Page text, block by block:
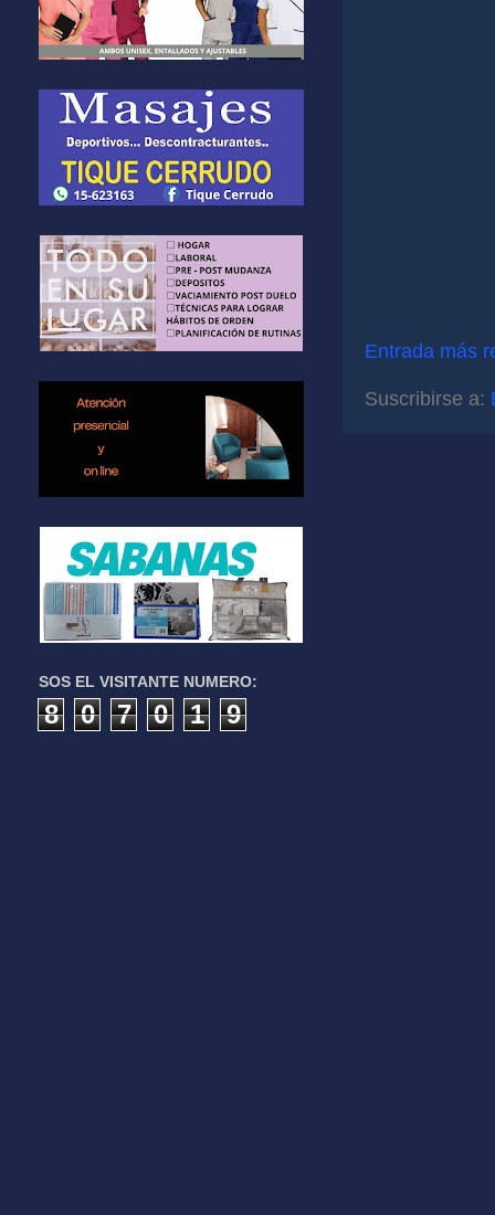
Entrada más
Suscribirse a:
SOS EL VISITANTE NUMERO:
8 0 7 0 1 9